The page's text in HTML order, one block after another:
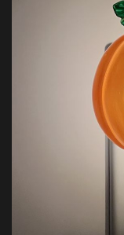
свет автоматически